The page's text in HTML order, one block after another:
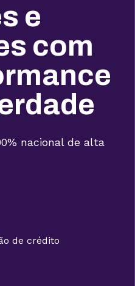
e
com
nacional de alta
de crédito